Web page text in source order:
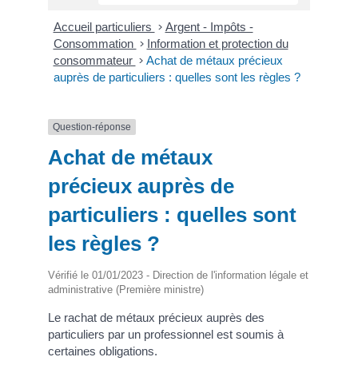
Accueil particuliers > Argent - Impôts -
Consommation > Information et protection du
consommateur > Achat de métaux précieux
auprès de particuliers : quelles sont les règles ?
Question-réponse
Achat de métaux
précieux auprès de
particuliers : quelles sont
les règles ?
Vérifié le 01/01/2023 - Direction de l'information légale et
administrative (Première ministre)
Le rachat de métaux précieux auprès des
particuliers par un professionnel est soumis à
certaines obligations.